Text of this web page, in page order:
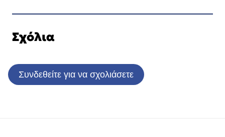
Σχόλια
Συνδεθείτε για να σχολιάσετε